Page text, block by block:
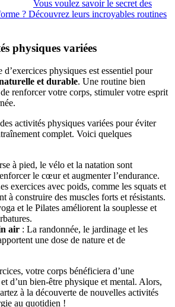
Vous voulez savoir le secret des
? Découvrez leurs incroyables routines
physiques variées
physiques est essentiel pour
et durable. Une routine bien
renforcer votre corps, stimuler votre esprit
activités physiques variées pour éviter
complet. Voici quelques
à pied, le vélo et la natation sont
le cœur et augmenter l’endurance.
exercices avec poids, comme les squats et
à construire des muscles forts et résistants.
et le Pilates améliorent la souplesse et
air : La randonnée, le jardinage et les
une dose de nature et de
votre corps bénéficiera d’une
et d’un bien-être physique et mental. Alors,
à la découverte de nouvelles activités
au quotidien !